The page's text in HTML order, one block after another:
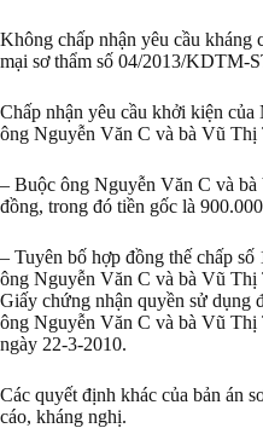
Không chấp nhận yêu cầu
mại sơ thẩm số 04/2013/KDTM-
Chấp nhận yêu cầu khởi kiện
ông Nguyễn Văn C và bà Vũ Thị
– Buộc ông Nguyễn Văn C và
đồng, trong đó tiền gốc là
– Tuyên bố hợp đồng thế chấp
ông Nguyễn Văn C và bà Vũ Thị
Giấy chứng nhận quyền sử dụng
ông Nguyễn Văn C và bà Vũ Thị
ngày 22-3-2010.
Các quyết định khác của bản án
cáo, kháng nghị.